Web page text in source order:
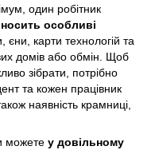
один робітник
особливі
єни, карти технологій та
домів або обмін. Щоб
зібрати, потрібно
та кожен працівник
наявність крамниці,
можете у довільному